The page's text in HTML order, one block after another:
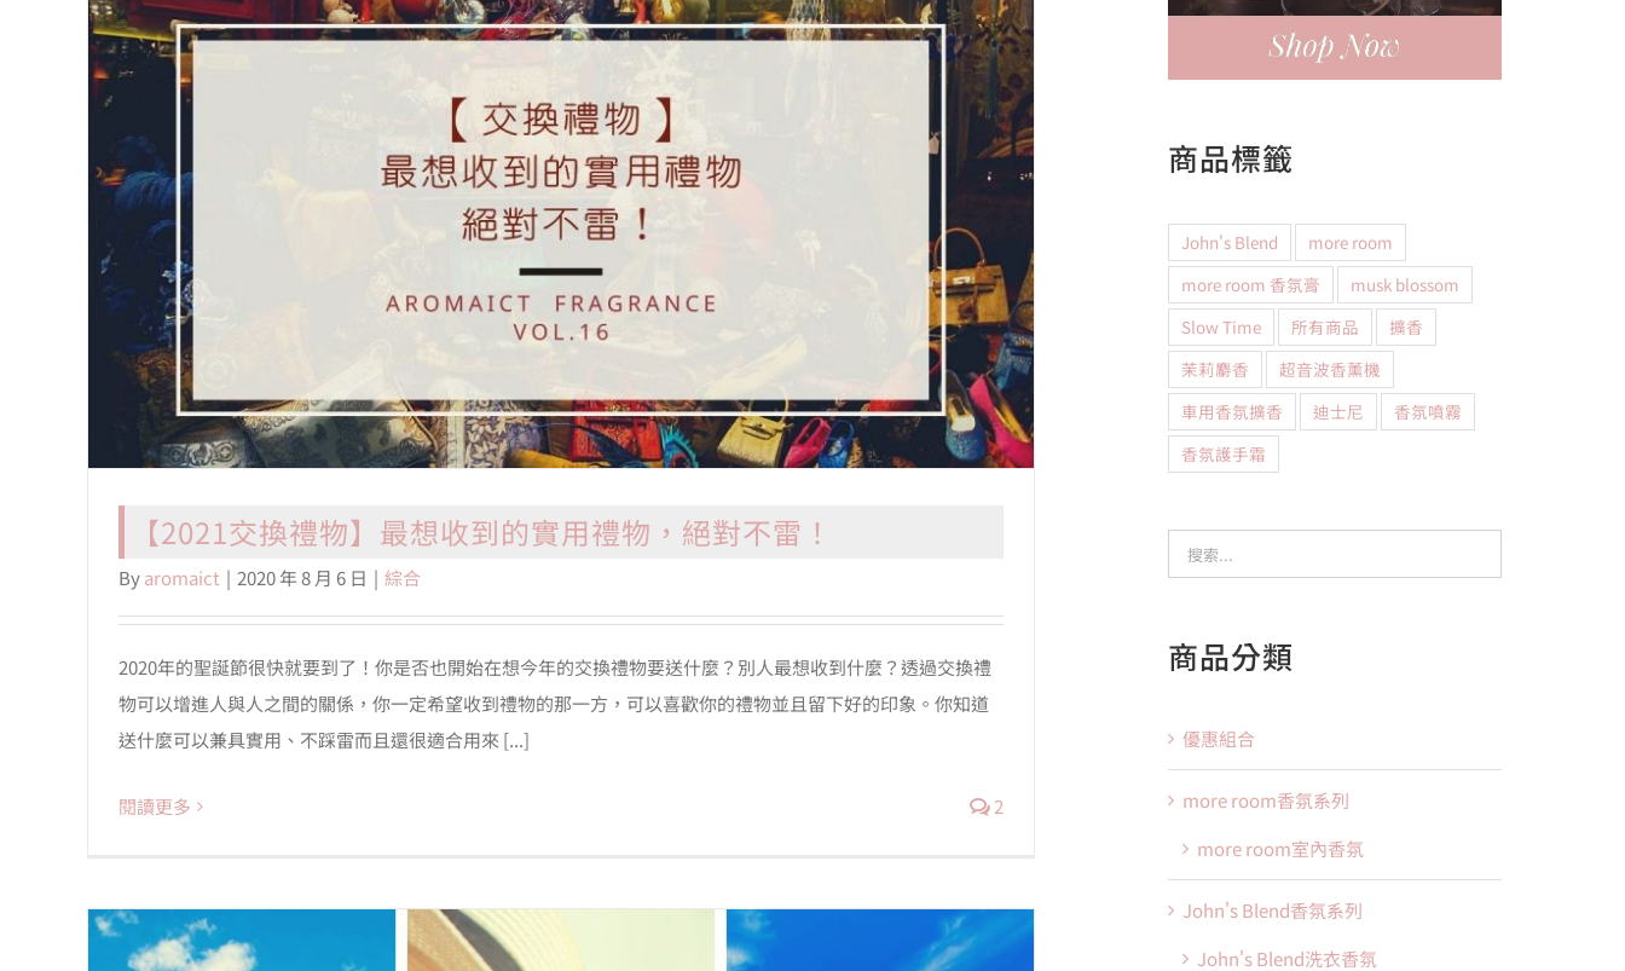
【2021交換禮物】最想收到的實用禮物，絕對不雷！
Byaromaict | 2020 年 8 月 6 日 | 綜合
2020年的聖誕節很快就要到了！你是否也開始在想今年的交換禮物要送什麼？別人最想收到什麼？透過交換禮
物可以增進人與人之間的關係，你一定希望收到禮物的那一方，可以喜歡你的禮物並且留下好的印象。你知道
送什麼可以兼具實用、不踩雷而且還很適合用來 [...]
閱讀更多 2
商品標籤
John's Blend
more room
more room 香氛膏
musk blossom
Slow Time
所有商品
擴香
茉莉麝香
超音波香薰機
車用香氛擴香
迪士尼
香氛噴霧
香氛護手霜
商品分類
優惠組合
more room香氛系列
more room室內香氛
John's Blend香氛系列
John's Blend洗衣香氛